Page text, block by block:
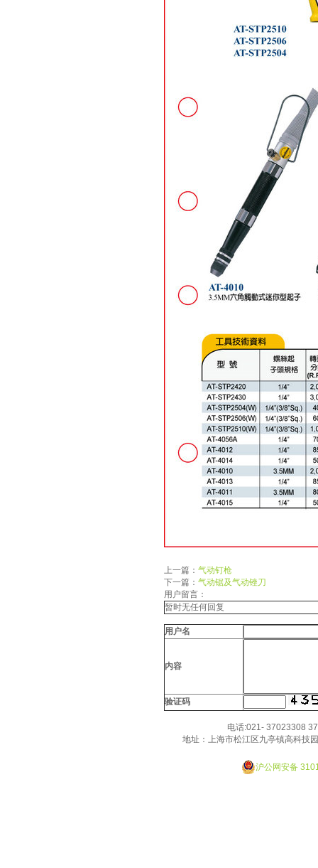
上一篇： 气动钉枪
下一篇： 气动锯及气动锉刀
用户留言：
暂时无任何回复
用户名
内容
验证码
电话:021- 37023308
地址：上海市松江区九亭镇高科技
沪公网安备